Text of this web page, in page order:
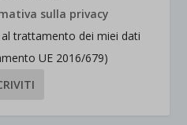
sulla privacy
trattamento dei miei dati
UE 2016/679)